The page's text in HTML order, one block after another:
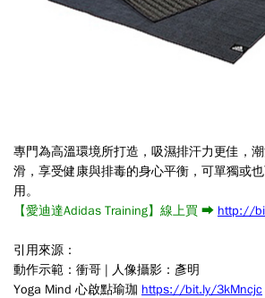
專門為高溫環境所打造，吸濕排汗力更佳，
滑，享受健康與排毒的身心平衡，可單獨或
用。
【愛迪達Adidas Training】線上買 ➡ http://
引用來源：
動作示範：衝哥 | 人像攝影：彥明
Yoga Mind 心啟點瑜珈 https://bit.ly/3kMncjc